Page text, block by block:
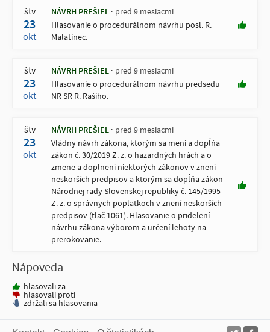
štv
23
okt
NÁVRH PREŠIEL
pred 9 mesiacmi
Hlasovanie o procedurálnom návrhu posl. R.
Malatinec.
štv
23
okt
NÁVRH PREŠIEL
pred 9 mesiacmi
Hlasovanie o procedurálnom návrhu predsedu
NR SR R. Rašiho.
štv
23
okt
NÁVRH PREŠIEL
pred 9 mesiacmi
Vládny návrh zákona, ktorým sa mení a dopĺňa
zákon č. 30/2019 Z. z. o hazardných hrách a o
zmene a doplnení niektorých zákonov v znení
neskorších predpisov a ktorým sa dopĺňa zákon
Národnej rady Slovenskej republiky č. 145/1995
Z. z. o správnych poplatkoch v znení neskorších
predpisov (tlač 1061). Hlasovanie o pridelení
návrhu zákona výborom a určení lehoty na
prerokovanie.
Nápoveda
hlasovali za
hlasovali proti
zdržali sa hlasovania